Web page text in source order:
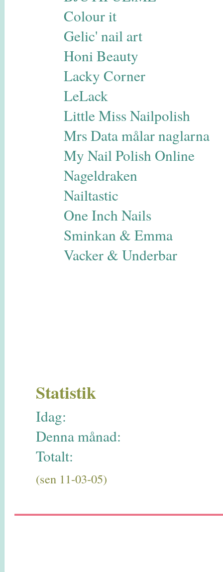
Colour it
Gelic' nail art
Honi Beauty
Lacky Corner
LeLack
Little Miss Nailpolish
Mrs Data målar naglarna
My Nail Polish Online
Nageldraken
Nailtastic
One Inch Nails
Sminkan & Emma
Vacker & Underbar
Statistik
Idag:
Denna månad:
Totalt:
(sen 11-03-05)